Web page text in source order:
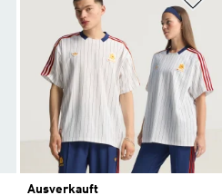
Ausverkauft